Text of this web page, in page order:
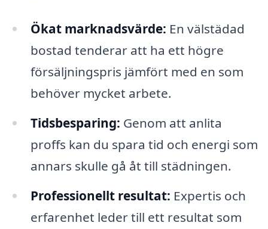
Ökat marknadsvärde: En välstädad
bostad tenderar att ha ett högre
försäljningspris jämfört med en som
behöver mycket arbete.
Tidsbesparing: Genom att anlita
proffs kan du spara tid och energi som
annars skulle gå åt till städningen.
Professionellt resultat: Expertis och
erfarenhet leder till ett resultat som